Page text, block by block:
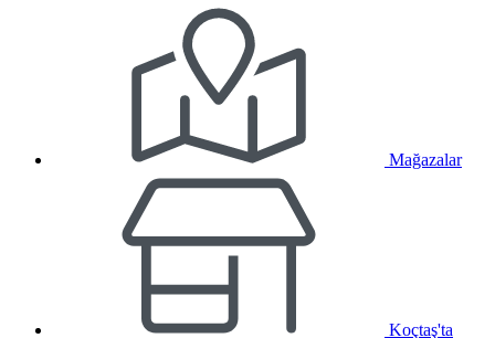
Mağazalar
Koçtaş'ta